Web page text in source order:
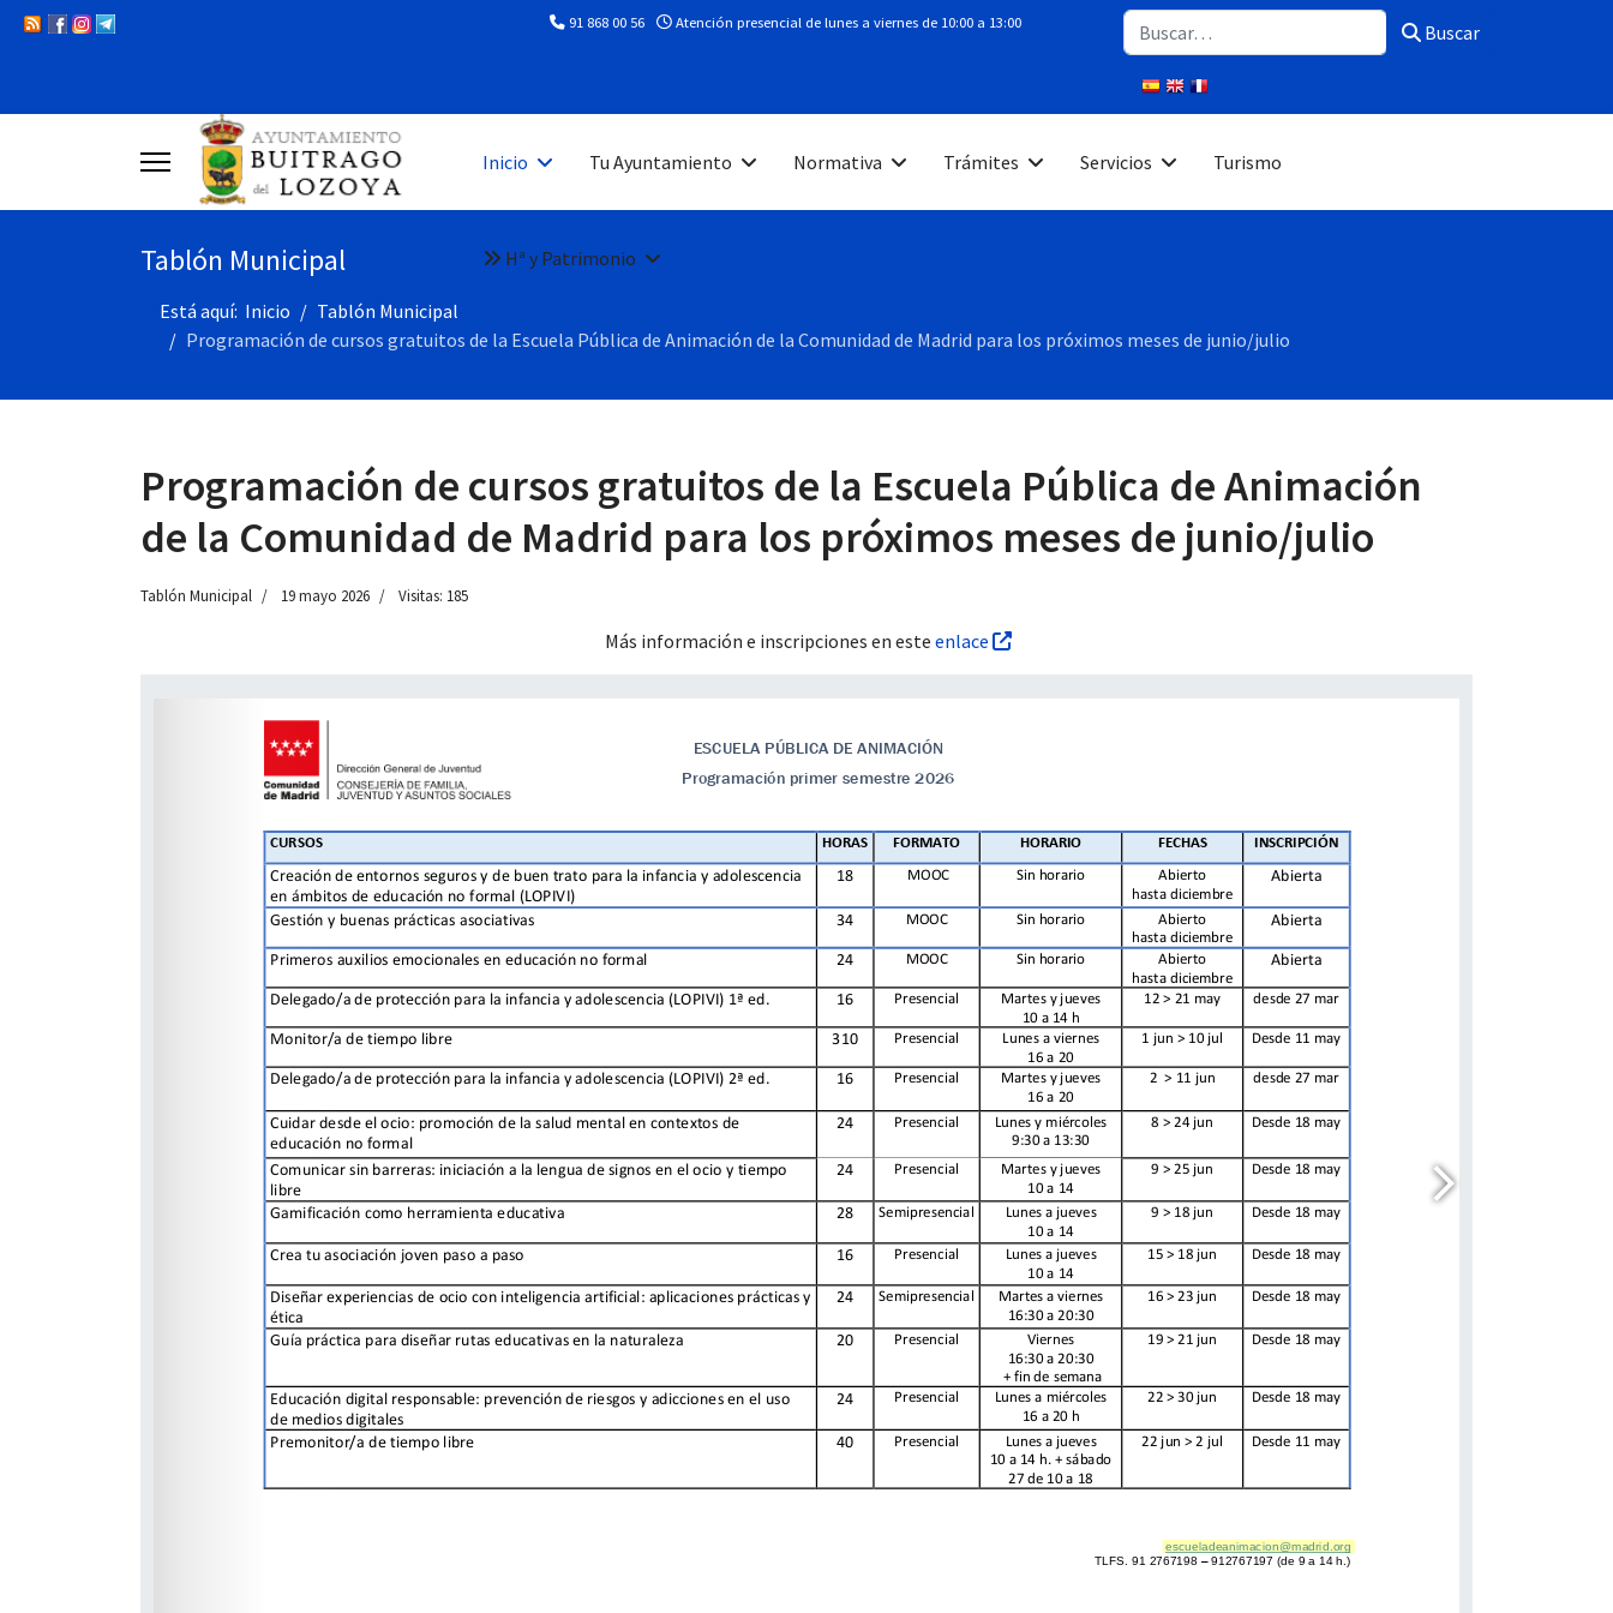
91 868 00 56 Atención presencial de lunes a viernes de 10:00 a 13:00 Buscar Buscar
Inicio Tu Ayuntamiento Normativa Trámites Servicios Turismo
Hª y Patrimonio
Tablón Municipal
Está aquí: Inicio
Tablón Municipal
Programación de cursos gratuitos de la Escuela Pública de Animación de la Comunidad de Madrid para los próximos meses de junio/julio
Programación de cursos gratuitos de la Escuela Pública de Animación
de la Comunidad de Madrid para los próximos meses de junio/julio
Tablón Municipal 19 mayo 2026 Visitas: 185
Más información e inscripciones en este enlace
escueladeanimacion@madrid.org
escueladeanimacion@madrid.org